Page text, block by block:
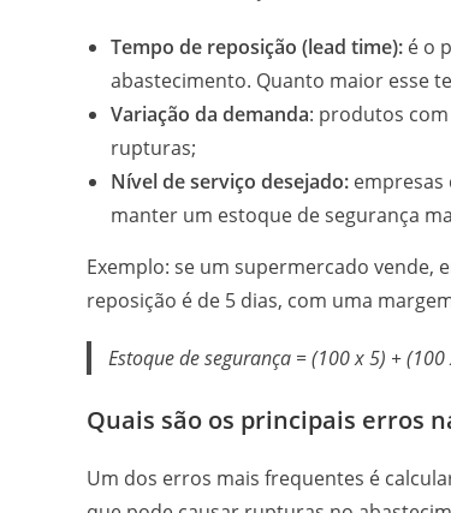
Tempo de reposição (lead time): é o
abastecimento. Quanto maior esse
Variação da demanda: produtos
rupturas;
Nível de serviço desejado:
manter um estoque de segurança
Exemplo: se um supermercado vende,
reposição é de 5 dias, com uma
Estoque de segurança = (100 x 5) +
Quais são os principais erros
Um dos erros mais frequentes é